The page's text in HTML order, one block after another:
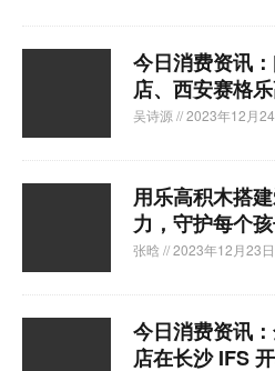
今日消费资讯
店、西安赛格
吴诗源 // 2023年12月
用乐高积木搭
力，守护每个
张晗 // 2023年12月23
今日消费资讯
店在长沙 IFS